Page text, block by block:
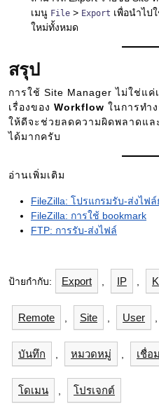
เมนู File > Export เพื่อนำไป
ใหม่ทั้งหมด
สรุป
การใช้ Site Manager ไม่ใช่แ
เรื่องของ Workflow ในการทำ
ให้ดีจะช่วยลดความผิดพลาดแล
ได้มากครับ
อ่านเพิ่มเติม
FileZilla: โปรแกรมรับ-ส่งไฟ
FileZilla: การใช้ bookmark
FTP: การรับ-ส่งไฟล์
ป้ายกำกับ: Export IP
Remote Site User
บันทึก หมวดหมู่ เชื่อ
โดเมน โปรเจกต์